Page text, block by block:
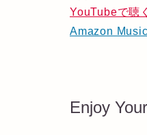
YouTubeで聴く
Amazon Music
Enjoy